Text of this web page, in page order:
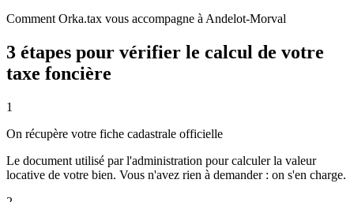
Comment Orka.tax vous accompagne à Andelot-Morval
3 étapes pour vérifier le calcul de votre
taxe foncière
1
On récupère votre fiche cadastrale officielle
Le document utilisé par l'administration pour calculer la valeur
locative de votre bien. Vous n'avez rien à demander : on s'en charge.